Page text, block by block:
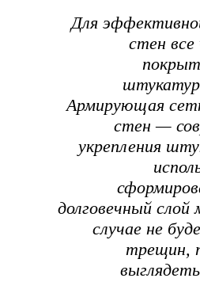
Для
стен
Армирующая
стен —
укрепления
долговечный
случае не
трещин,